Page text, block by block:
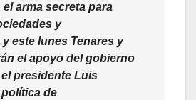
arma secreta para
y
este lunes Tenares y
el apoyo del gobierno
elpresidente Luis
de